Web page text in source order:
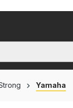
Yamaha